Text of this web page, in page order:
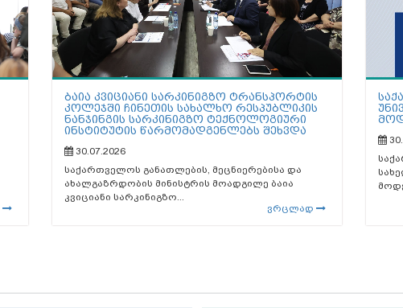
ბაია კვიციანი სარკინიგზო ტრანსპორტის
კოლეჯში ჩინეთის სახალხო რესპუბლიკის
ნანჯინგის სარკინიგზო ტექნოლოგიური
ინსტიტუტის წარმომადგენლებს შეხვდა
30.07.2026
საქართველოს განათლების, მეცნიერებისა და
ახალგაზრდობის მინისტრის მოადგილე ბაია
კვიციანი სარკინიგზო...
ვრცლად